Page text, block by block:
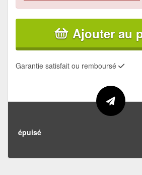
Ajouter au
Garantie satisfait ou remboursé
épuisé